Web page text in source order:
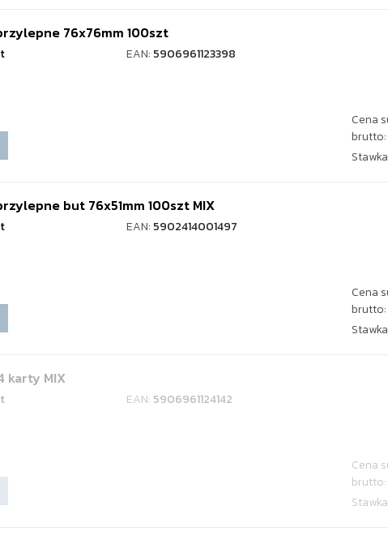
76x76mm 100szt
EAN: 5906961123398
Cena
brutto:
but 76x51mm 100szt MIX
EAN: 5902414001497
Cena
brutto:
karty MIX
EAN: 5906961124142
Cena
brutto: